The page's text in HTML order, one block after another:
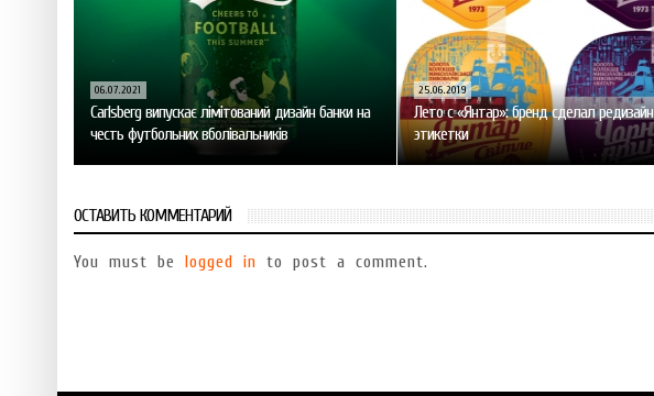
06.07.2021
Carlsberg випускає лімітований дизайн банки на
честь футбольних вболівальників
25.06.2019
Лето с «Янтар»: бренд сделал редизайн
этикетки
ОСТАВИТЬ КОММЕНТАРИЙ
You must be logged in to post a comment.